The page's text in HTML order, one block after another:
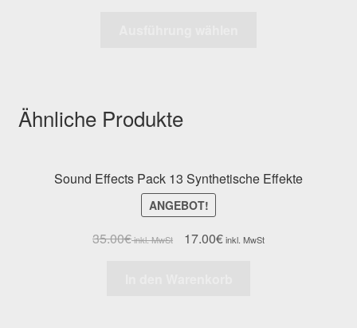
Ähnliche Produkte
Sound Effects Pack 13 Synthetische Effekte
ANGEBOT!
35.00€ 17.00€